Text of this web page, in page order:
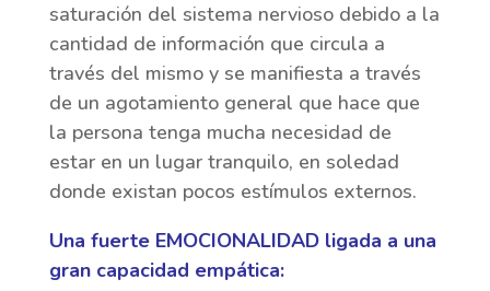
saturación del sistema nervioso debido a la
cantidad de información que circula a
través del mismo y se manifiesta a través
de un agotamiento general que hace que
la persona tenga mucha necesidad de
estar en un lugar tranquilo, en soledad
donde existan pocos estímulos externos.
Una fuerte EMOCIONALIDAD ligada a una
gran capacidad empática: